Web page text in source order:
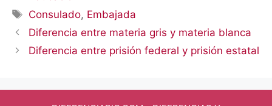
Etiquetas
Consulado, Embajada
Diferencia entre materia gris y materia blanca
Diferencia entre prisión federal y prisión estatal